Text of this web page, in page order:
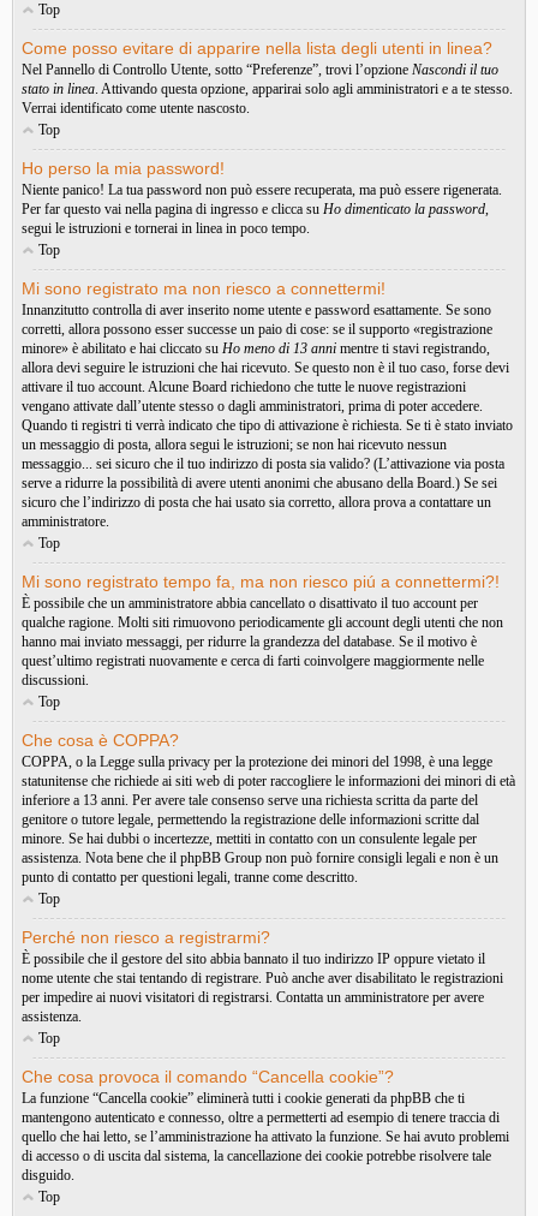
Top
Come posso evitare di apparire nella lista degli utenti in linea?
Nel Pannello di Controllo Utente, sotto “Preferenze”, trovi l’opzione Nascondi il tuo
stato in linea. Attivando questa opzione, apparirai solo agli amministratori e a te stesso.
Verrai identificato come utente nascosto.
Top
Ho perso la mia password!
Niente panico! La tua password non può essere recuperata, ma può essere rigenerata.
Per far questo vai nella pagina di ingresso e clicca su Ho dimenticato la password,
segui le istruzioni e tornerai in linea in poco tempo.
Top
Mi sono registrato ma non riesco a connettermi!
Innanzitutto controlla di aver inserito nome utente e password esattamente. Se sono
corretti, allora possono esser successe un paio di cose: se il supporto «registrazione
minore» è abilitato e hai cliccato su Ho meno di 13 anni mentre ti stavi registrando,
allora devi seguire le istruzioni che hai ricevuto. Se questo non è il tuo caso, forse devi
attivare il tuo account. Alcune Board richiedono che tutte le nuove registrazioni
vengano attivate dall’utente stesso o dagli amministratori, prima di poter accedere.
Quando ti registri ti verrà indicato che tipo di attivazione è richiesta. Se ti è stato inviato
un messaggio di posta, allora segui le istruzioni; se non hai ricevuto nessun
messaggio... sei sicuro che il tuo indirizzo di posta sia valido? (L’attivazione via posta
serve a ridurre la possibilità di avere utenti anonimi che abusano della Board.) Se sei
sicuro che l’indirizzo di posta che hai usato sia corretto, allora prova a contattare un
amministratore.
Top
Mi sono registrato tempo fa, ma non riesco piú a connettermi?!
È possibile che un amministratore abbia cancellato o disattivato il tuo account per
qualche ragione. Molti siti rimuovono periodicamente gli account degli utenti che non
hanno mai inviato messaggi, per ridurre la grandezza del database. Se il motivo è
quest’ultimo registrati nuovamente e cerca di farti coinvolgere maggiormente nelle
discussioni.
Top
Che cosa è COPPA?
COPPA, o la Legge sulla privacy per la protezione dei minori del 1998, è una legge
statunitense che richiede ai siti web di poter raccogliere le informazioni dei minori di età
inferiore a 13 anni. Per avere tale consenso serve una richiesta scritta da parte del
genitore o tutore legale, permettendo la registrazione delle informazioni scritte dal
minore. Se hai dubbi o incertezze, mettiti in contatto con un consulente legale per
assistenza. Nota bene che il phpBB Group non può fornire consigli legali e non è un
punto di contatto per questioni legali, tranne come descritto.
Top
Perché non riesco a registrarmi?
È possibile che il gestore del sito abbia bannato il tuo indirizzo IP oppure vietato il
nome utente che stai tentando di registrare. Può anche aver disabilitato le registrazioni
per impedire ai nuovi visitatori di registrarsi. Contatta un amministratore per avere
assistenza.
Top
Che cosa provoca il comando “Cancella cookie”?
La funzione “Cancella cookie” eliminerà tutti i cookie generati da phpBB che ti
mantengono autenticato e connesso, oltre a permetterti ad esempio di tenere traccia di
quello che hai letto, se l’amministrazione ha attivato la funzione. Se hai avuto problemi
di accesso o di uscita dal sistema, la cancellazione dei cookie potrebbe risolvere tale
disguido.
Top